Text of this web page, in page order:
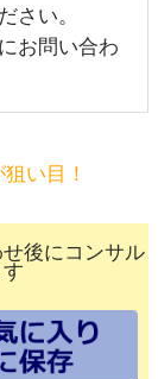
さい。
お問い合わ
い目！
後にコンサル